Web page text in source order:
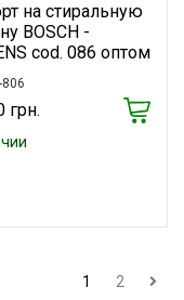
на стиральную
BOSCH -
cod. 086 оптом
грн.
1 2